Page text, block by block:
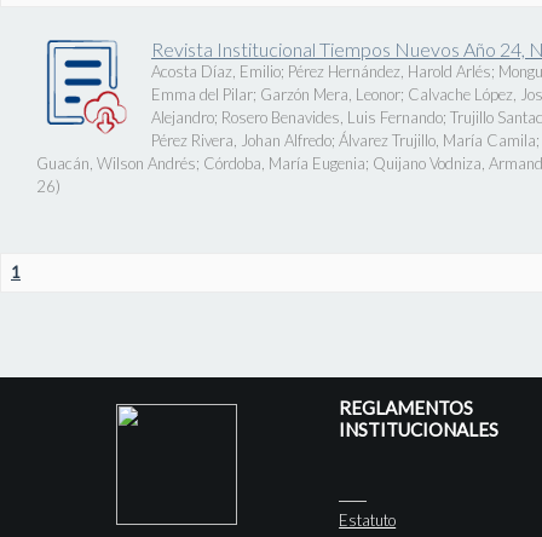
Revista Institucional Tiempos Nuevos Año 24,
Acosta Díaz, Emilio; Pérez Hernández, Harold Arlés;
Emma del Pilar; Garzón Mera, Leonor; Calvache López,
Alejandro; Rosero Benavides, Luis Fernando; Trujillo
Pérez Rivera, Johan Alfredo; Álvarez Trujillo, María Camila;
Guacán, Wilson Andrés; Córdoba, María Eugenia; Quijano Vodniza,
26)
1
REGLAMENTOS
INSTITUCIONALES
Estatuto